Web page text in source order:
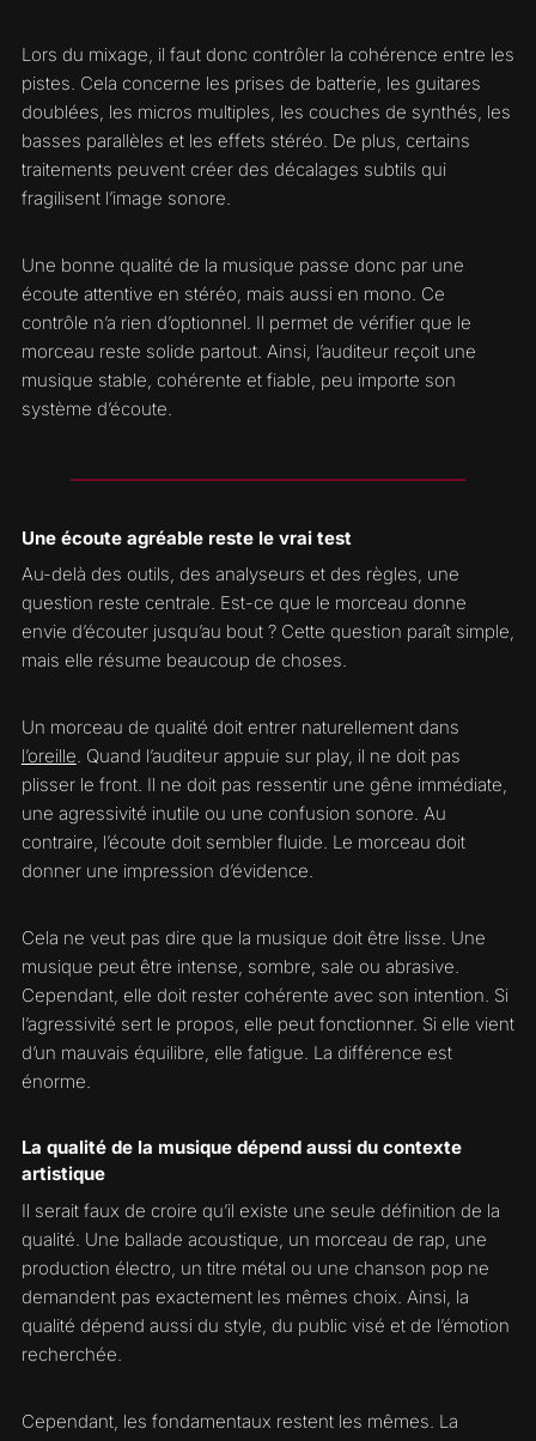
Lors du mixage, il faut donc contrôler la cohérence entre les
pistes. Cela concerne les prises de batterie, les guitares
doublées, les micros multiples, les couches de synthés, les
basses parallèles et les effets stéréo. De plus, certains
traitements peuvent créer des décalages subtils qui
fragilisent l’image sonore.
Une bonne qualité de la musique passe donc par une
écoute attentive en stéréo, mais aussi en mono. Ce
contrôle n’a rien d’optionnel. Il permet de vérifier que le
morceau reste solide partout. Ainsi, l’auditeur reçoit une
musique stable, cohérente et fiable, peu importe son
système d’écoute.
Une écoute agréable reste le vrai test
Au-delà des outils, des analyseurs et des règles, une
question reste centrale. Est-ce que le morceau donne
envie d’écouter jusqu’au bout ? Cette question paraît simple,
mais elle résume beaucoup de choses.
Un morceau de qualité doit entrer naturellement dans
l’oreille. Quand l’auditeur appuie sur play, il ne doit pas
plisser le front. Il ne doit pas ressentir une gêne immédiate,
une agressivité inutile ou une confusion sonore. Au
contraire, l’écoute doit sembler fluide. Le morceau doit
donner une impression d’évidence.
Cela ne veut pas dire que la musique doit être lisse. Une
musique peut être intense, sombre, sale ou abrasive.
Cependant, elle doit rester cohérente avec son intention. Si
l’agressivité sert le propos, elle peut fonctionner. Si elle vient
d’un mauvais équilibre, elle fatigue. La différence est
énorme.
La qualité de la musique dépend aussi du contexte
artistique
Il serait faux de croire qu’il existe une seule définition de la
qualité. Une ballade acoustique, un morceau de rap, une
production électro, un titre métal ou une chanson pop ne
demandent pas exactement les mêmes choix. Ainsi, la
qualité dépend aussi du style, du public visé et de l’émotion
recherchée.
Cependant, les fondamentaux restent les mêmes. La